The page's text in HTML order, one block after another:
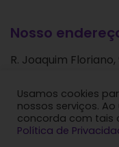
Nosso
R. Joaquim
São Paulo - SP
CEP: 04534-004
Usamos cookies
nossos serviços.
concorda com tais
Política de